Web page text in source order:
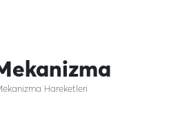
Hareketleri